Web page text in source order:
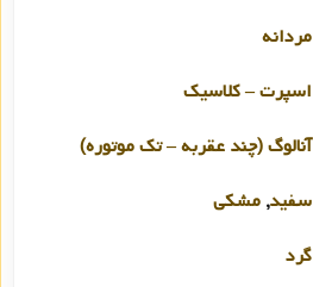
مردانه
اسپرت – کلاسیک
آنالوگ (چند عقربه – تک موتوره)
سفید, مشکی
گرد